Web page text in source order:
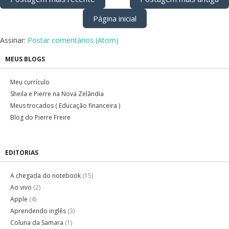
Página inicial
Assinar: Postar comentários (Atom)
MEUS BLOGS
Meu currículo
Sheila e Pierre na Nova Zelândia
Meus trocados ( Educação financeira )
Blog do Pierre Freire
EDITORIAS
A chegada do notebook (15)
Ao vivo (2)
Apple (4)
Aprendendo inglês (3)
Coluna da Samara (1)